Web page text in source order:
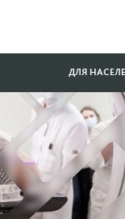
ДЛЯ